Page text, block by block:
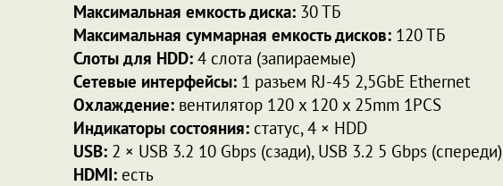
Максимальная емкость диска: 30 ТБ
Максимальная суммарная емкость дисков: 120 ТБ
Слоты для HDD: 4 слота (запираемые)
Сетевые интерфейсы: 1 разъем RJ-45 2,5GbE Ethernet
Охлаждение: вентилятор 120 x 120 x 25mm 1PCS
Индикаторы состояния: статус, 4 × HDD
USB: 2 × USB 3.2 10 Gbps (сзади), USB 3.2 5 Gbps (спереди)
HDMI: есть